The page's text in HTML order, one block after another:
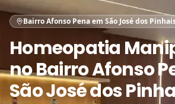
Bairro Afonso Pena em São José dos
Homeopatia
noBairro Afonso
São José dos